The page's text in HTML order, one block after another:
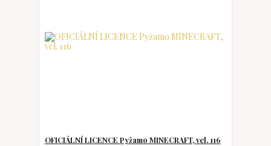
OFICIÁLNÍ LICENCE Pyžamo MINECRAFT, vel. 116